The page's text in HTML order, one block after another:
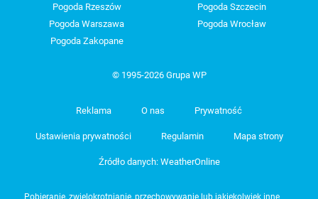
Pogoda Rzeszów
Pogoda Szczecin
Pogoda Warszawa
Pogoda Wrocław
Pogoda Zakopane
© 1995-2026 Grupa WP
Reklama O nas Prywatność
Ustawienia prywatności Regulamin Mapa strony
Źródło danych: WeatherOnline
Pobieranie, zwielokrotnianie, przechowywanie lub jakiekolwiek inne